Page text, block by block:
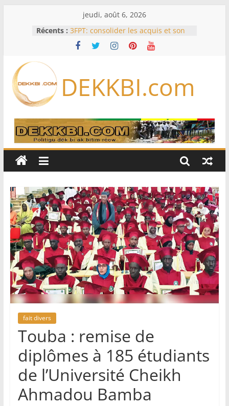
jeudi, août 6, 2026
Récents : 3FPT: consolider les acquis et son
ancrage dans la ‘’Vision Sénégal
2050’’
l’armée alors que Paul Biya est hors
du pays
«des puissances étrangères», selon
Berlin
« Des erreurs ont été commises »
Confrontée à des attaques russes
quotidiennes, l’Ukraine ordonne
des évacuations à Kramatorsk
DEKKBI.com
fait divers
Touba : remise de
diplômes à 185 étudiants
de l’Université Cheikh
Ahmadou Bamba